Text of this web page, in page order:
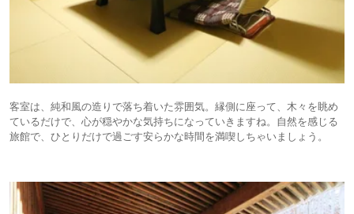
客室は、純和風の造りで落ち着いた雰囲気。縁側に座って、木々を眺め
ているだけで、心が穏やかな気持ちになっていきますね。自然を感じる
旅館で、ひとりだけで過ごす安らかな時間を満喫しちゃいましょう。